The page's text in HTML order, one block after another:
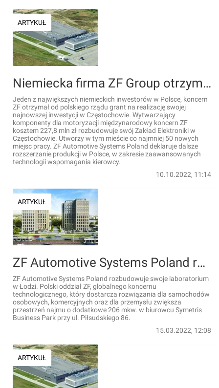
ARTYKUŁ
Niemiecka firma ZF Group otrzymała rządowy grant, realizuje nową inwestycję za 227,8 mln zł
Jeden z największych niemieckich inwestorów w Polsce, koncern
ZF otrzymał od polskiego rządu grant na realizację swojej
najnowszej inwestycji w Częstochowie. Wytwarzający
komponenty dla motoryzacji międzynarodowy koncern ZF
kosztem 227,8 mln zł rozbudowuje swój Zakład Elektroniki w
Częstochowie. Utworzy w tym mieście co najmniej 50 nowych
miejsc pracy. ZF Automotive Systems Poland deklaruje dalsze
rozszerzanie produkcji w Polsce, w zakresie zaawansowanych
technologii wspomagania kierowcy.
10.10.2022, 11:14
ARTYKUŁ
ZF Automotive Systems Poland rozbudowuje swoje laboratorium w Łodzi
ZF Automotive Systems Poland rozbudowuje swoje laboratorium
w Łodzi. Polski oddział ZF, globalnego koncernu
technologicznego, który dostarcza rozwiązania dla samochodów
osobowych, komercyjnych oraz dla przemysłu zwiększa
przestrzeń najmu o dodatkowe 206 mkw. w biurowcu Symetris
Business Park przy ul. Piłsudskiego 86.
15.03.2022, 12:08
ARTYKUŁ